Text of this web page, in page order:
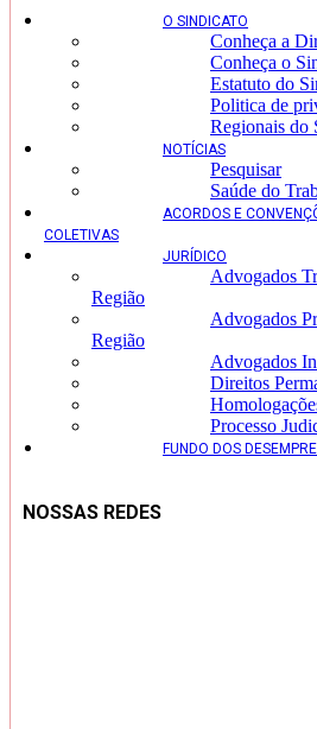
O SINDICATO
Conheça a
Conheça o
Estatuto do
Politica de
Regionais do
NOTÍCIAS
Pesquisar
Saúde do
ACORDOS E
COLETIVAS
JURÍDICO
Advogados
Região
Advogados
Região
Advogados
Direitos
Processo
FUNDO DOS
NOSSAS REDES